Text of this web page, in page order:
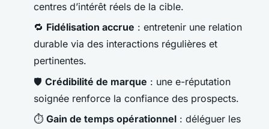
centres d’intérêt réels de la cible.
🔁 Fidélisation accrue : entretenir une relation
durable via des interactions régulières et
pertinentes.
🛡️ Crédibilité de marque : une e-réputation
soignée renforce la confiance des prospects.
⏱️ Gain de temps opérationnel : déléguer les